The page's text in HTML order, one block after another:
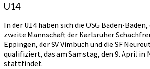
U14
In der U14 haben sich die OSG Baden-
zweite Mannschaft der Karlsruher
Eppingen, der SV Vimbuch und die SF
qualifiziert, das am Samstag, den 9. April in
stattfindet.